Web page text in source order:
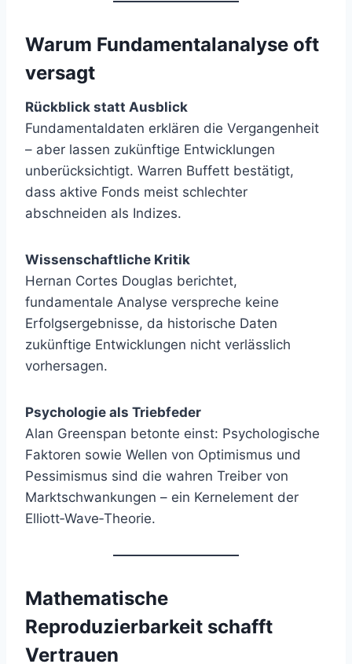
Warum Fundamentalanalyse oft
versagt
Rückblick statt Ausblick
Fundamentaldaten erklären die Vergangenheit
– aber lassen zukünftige Entwicklungen
unberücksichtigt. Warren Buffett bestätigt,
dass aktive Fonds meist schlechter
abschneiden als Indizes.
Wissenschaftliche Kritik
Hernan Cortes Douglas berichtet,
fundamentale Analyse verspreche keine
Erfolgsergebnisse, da historische Daten
zukünftige Entwicklungen nicht verlässlich
vorhersagen.
Psychologie als Triebfeder
Alan Greenspan betonte einst: Psychologische
Faktoren sowie Wellen von Optimismus und
Pessimismus sind die wahren Treiber von
Marktschwankungen – ein Kernelement der
Elliott‑Wave‑Theorie.
Mathematische
Reproduzierbarkeit schafft
Vertrauen